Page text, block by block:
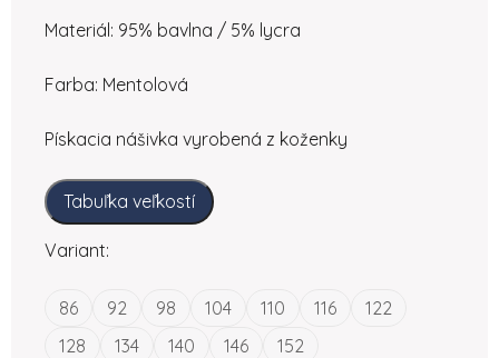
Materiál: 95% bavlna / 5% lycra
Farba: Mentolová
Pískacia nášivka vyrobená z koženky
Tabuľka veľkostí
Variant:
86 92 98 104 110 116
122
128
134 140 146 152